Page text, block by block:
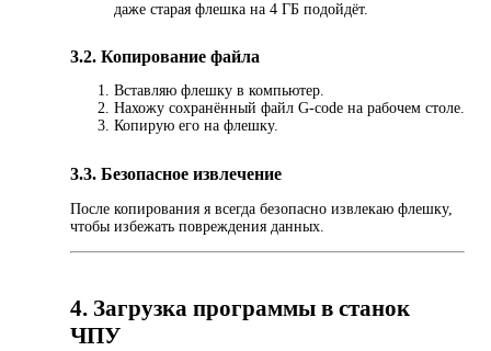
даже старая флешка на 4 ГБ подойдёт.
3.2. Копирование файла
Вставляю флешку в компьютер.
Нахожу сохранённый файл G-code на рабочем столе.
Копирую его на флешку.
3.3. Безопасное извлечение
После копирования я всегда безопасно извлекаю флешку,
чтобы избежать повреждения данных.
4. Загрузка программы в станок
ЧПУ